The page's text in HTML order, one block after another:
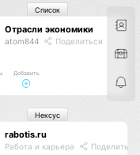
техника, компьютеры и
Отрасли экономики
atom844 Поделиться
Добавить
Список
rabotis.ru
Работа и карьера Поделиться
Нексус